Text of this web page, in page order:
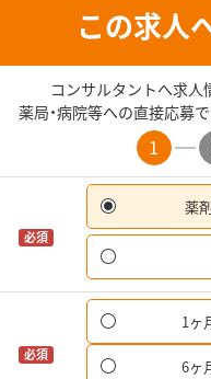
この求人
コンサルタントへ求人
薬局・病院等への直接応募
1
必須
薬
必須
1ヶ
6ヶ